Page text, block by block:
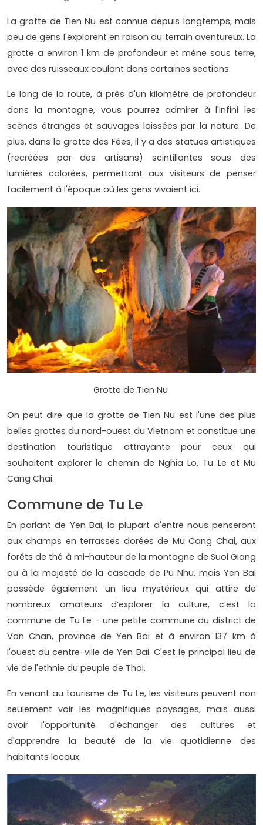
La grotte de Tien Nu est connue depuis longtemps, mais
peu de gens l'explorent en raison du terrain aventureux. La
grotte a environ 1 km de profondeur et mène sous terre,
avec des ruisseaux coulant dans certaines sections.
Le long de la route, à près d'un kilomètre de profondeur
dans la montagne, vous pourrez admirer à l'infini les
scènes étranges et sauvages laissées par la nature. De
plus, dans la grotte des Fées, il y a des statues artistiques
(recréées par des artisans) scintillantes sous des
lumières colorées, permettant aux visiteurs de penser
facilement à l'époque où les gens vivaient ici.
Grotte de Tien Nu
On peut dire que la grotte de Tien Nu est l'une des plus
belles grottes du nord-ouest du Vietnam et constitue une
destination touristique attrayante pour ceux qui
souhaitent explorer le chemin de Nghia Lo, Tu Le et Mu
Cang Chai.
Commune de Tu Le
En parlant de Yen Bai, la plupart d'entre nous penseront
aux champs en terrasses dorées de Mu Cang Chai, aux
forêts de thé à mi-hauteur de la montagne de Suoi Giang
ou à la majesté de la cascade de Pu Nhu, mais Yen Bai
possède également un lieu mystérieux qui attire de
nombreux amateurs d’explorer la culture, c’est la
commune de Tu Le - une petite commune du district de
Van Chan, province de Yen Bai et à environ 137 km à
l'ouest du centre-ville de Yen Bai. C'est le principal lieu de
vie de l'ethnie du peuple de Thai.
En venant au tourisme de Tu Le, les visiteurs peuvent non
seulement voir les magnifiques paysages, mais aussi
avoir l'opportunité d'échanger des cultures et
d'apprendre la beauté de la vie quotidienne des
habitants locaux.